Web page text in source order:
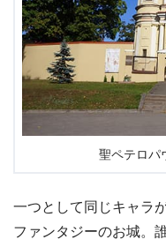
聖ペテロパ
一つとして同じキャラ
ファンタジーのお城。